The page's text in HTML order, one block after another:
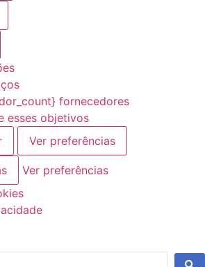
fornecedores
esses objetivos
Ver preferências
Ver preferências